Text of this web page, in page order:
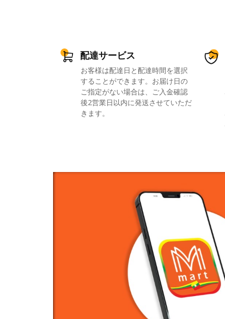
配達サービス
お客様は配達日と配達時間を選択
することができます。お届け日の
ご指定がない場合は、ご入金確認
後2営業日以内に発送させていただ
きます。